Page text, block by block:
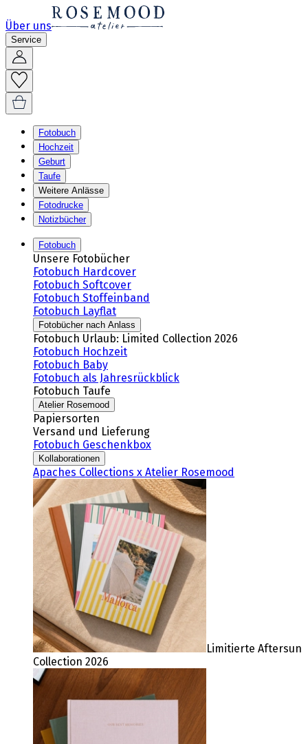
Über uns
Service
Fotobuch
Hochzeit
Geburt
Taufe
Weitere Anlässe
Fotodrucke
Notizbücher
Fotobuch
Unsere Fotobücher
Fotobuch Hardcover
Fotobuch Softcover
Fotobuch Stoffeinband
Fotobuch Layflat
Fotobücher nach Anlass
Fotobuch Urlaub: Limited Collection 2026
Fotobuch Hochzeit
Fotobuch Baby
Fotobuch als Jahresrückblick
Fotobuch Taufe
Atelier Rosemood
Papiersorten
Versand und Lieferung
Fotobuch Geschenkbox
Kollaborationen
Apaches Collections x Atelier Rosemood
Limitierte Aftersun
Collection 2026